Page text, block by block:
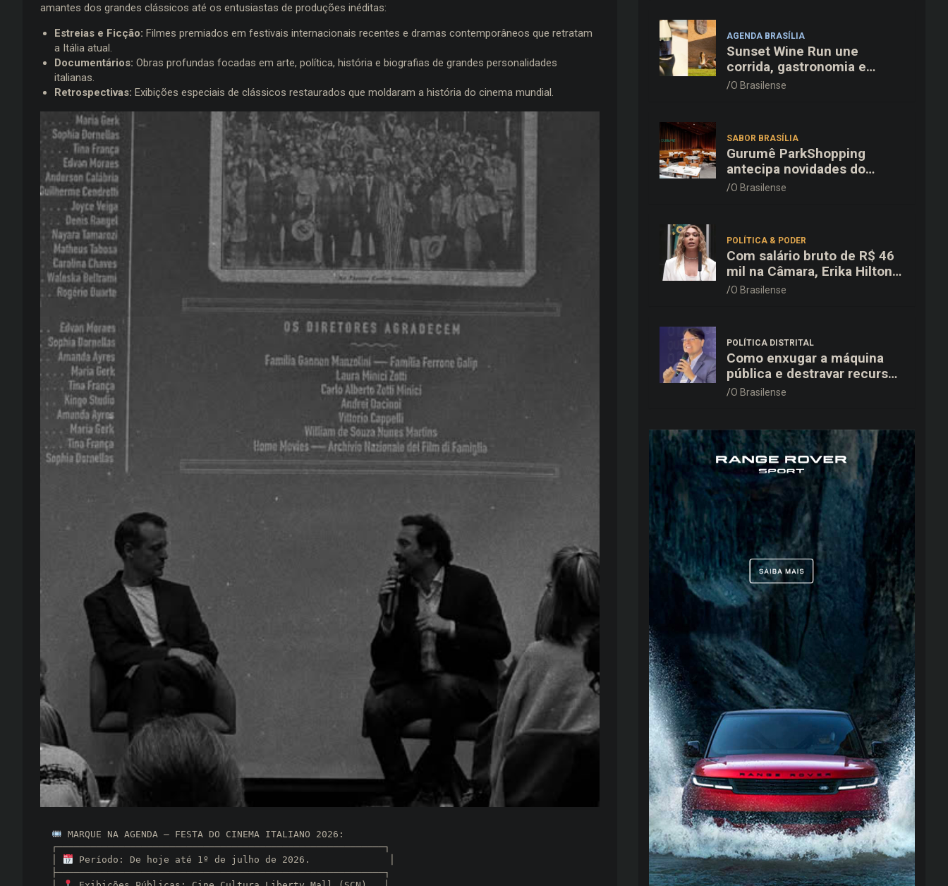
amantes dos grandes clássicos até os entusiastas de produções inéditas:
Estreias e Ficção: Filmes premiados em festivais internacionais recentes e dramas contemporâneos que retratam
a Itália atual.
Documentários: Obras profundas focadas em arte, política, história e biografias de grandes personalidades
italianas.
Retrospectivas: Exibições especiais de clássicos restaurados que moldaram a história do cinema mundial.
MARQUE NA AGENDA — FESTA DO CINEMA ITALIANO 2026:
Período: De hoje até 1º de julho de 2026.              │
AGENDA BRASÍLIA
Sunset Wine Run une
corrida, gastronomia e
enoturismo na Vinícola
O Brasilense
SABOR BRASÍLIA
Gurumê ParkShopping
antecipa novidades do
cardápio e oferece 25% de
O Brasilense
POLÍTICA & PODER
Com salário bruto de R$ 46
mil na Câmara, Erika Hilton
declara patrimônio de R$
O Brasilense
POLÍTICA DISTRITAL
Como enxugar a máquina
pública e destravar recursos
para a saúde e educação no
O Brasilense